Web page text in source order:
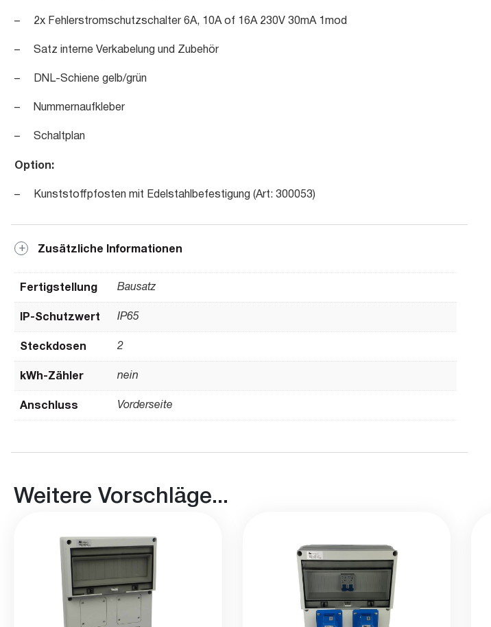
– 2x Fehlerstromschutzschalter 6A, 10A of 16A 230V 30mA 1mod
– Satz interne Verkabelung und Zubehör
– DNL-Schiene gelb/grün
– Nummernaufkleber
– Schaltplan
Option:
– Kunststoffpfosten mit Edelstahlbefestigung (Art: 300053)
Zusätzliche Informationen
Fertigstellung Bausatz
IP-Schutzwert IP65
Steckdosen 2
kWh-Zähler nein
Anschluss Vorderseite
Weitere Vorschläge...